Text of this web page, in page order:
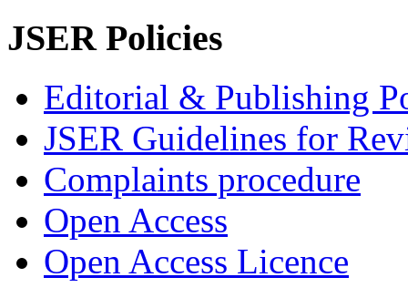
JSER Policies
Editorial & Publishing
JSER Guidelines for
Complaints procedure
Open Access
Open Access Licence